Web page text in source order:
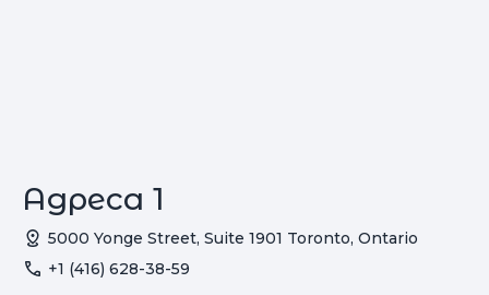
Адреса 1
5000 Yonge Street, Suite 1901 Toronto, Ontario
+1 (416) 628-38-59